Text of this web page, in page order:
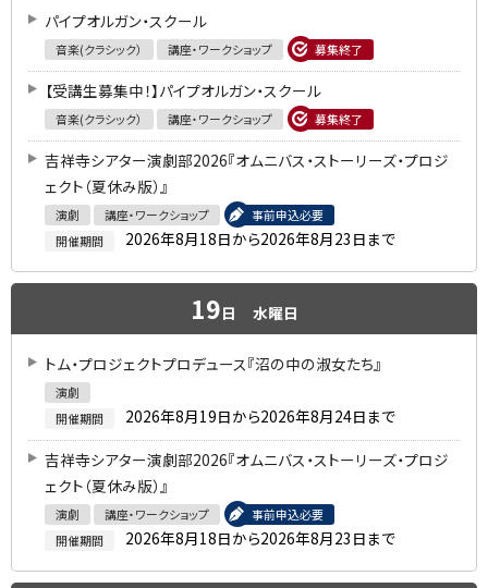
パイプオルガン・スクール
音楽(クラシック） 講座・ワークショップ 募集終了
【受講生募集中！】パイプオルガン・スクール
音楽(クラシック） 講座・ワークショップ 募集終了
吉祥寺シアター演劇部2026『オムニバス・ストーリーズ・プロジ
ェクト（夏休み版）』
演劇 講座・ワークショップ
事前申込必要
開催期間
2026年8月18日から2026年8月23日まで
19日 水曜日
トム・プロジェクトプロデュース『沼の中の淑女たち』
演劇
開催期間
2026年8月19日から2026年8月24日まで
吉祥寺シアター演劇部2026『オムニバス・ストーリーズ・プロジ
ェクト（夏休み版）』
演劇 講座・ワークショップ
事前申込必要
開催期間
2026年8月18日から2026年8月23日まで